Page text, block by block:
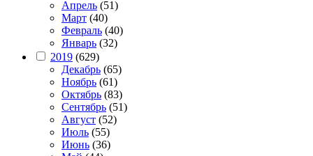
Апрель (51)
Март (40)
Февраль (40)
Январь (32)
2019 (629)
Декабрь (65)
Ноябрь (61)
Октябрь (83)
Сентябрь (51)
Август (52)
Июль (55)
Июнь (36)